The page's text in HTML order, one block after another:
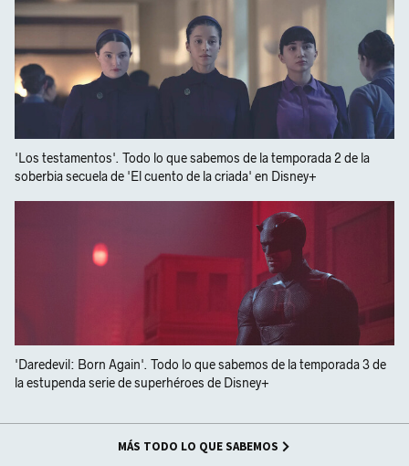
'Los testamentos'. Todo lo que sabemos de la temporada 2 de la
soberbia secuela de 'El cuento de la criada' en Disney+
'Daredevil: Born Again'. Todo lo que sabemos de la temporada 3 de
la estupenda serie de superhéroes de Disney+
MÁS TODO LO QUE SABEMOS